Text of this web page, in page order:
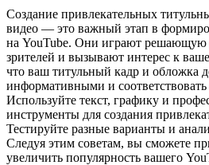
Создание привлекательных
видео — это важный этап в
на YouTube. Они играют решающую
зрителей и вызывают интерес к
что ваш титульный кадр и обложка
информативными и
Используйте текст, графику и
инструменты для создания
Тестируйте разные варианты и
Следуя этим советам, вы сможете
увеличить популярность вашего